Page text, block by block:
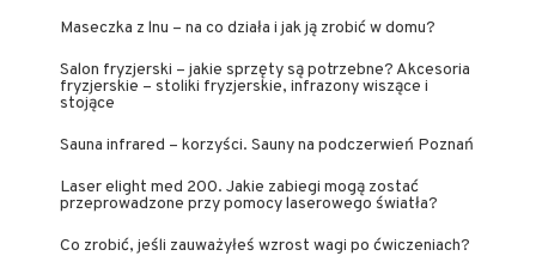
Maseczka z lnu – na co działa i jak ją zrobić w domu?
Salon fryzjerski – jakie sprzęty są potrzebne? Akcesoria
fryzjerskie – stoliki fryzjerskie, infrazony wiszące i
stojące
Sauna infrared – korzyści. Sauny na podczerwień Poznań
Laser elight med 200. Jakie zabiegi mogą zostać
przeprowadzone przy pomocy laserowego światła?
Co zrobić, jeśli zauważyłeś wzrost wagi po ćwiczeniach?